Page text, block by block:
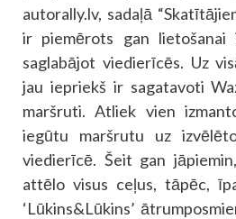
autorally.lv, sadaļā
ir piemērots gan lietošanai
saglabājot viedierīcēs. Uz
jau iepriekš ir sagatavoti
maršruti. Atliek vien
iegūtu maršrutu uz
viedierīcē. Šeit gan
attēlo visus ceļus, tāpēc,
‘Lūkins&Lūkins’